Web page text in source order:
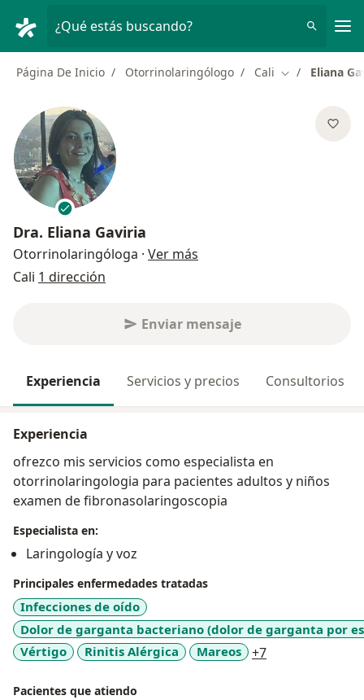
¿Qué estás buscando?
Página De Inicio Otorrinolaringólogo Cali Cambiar de
Eliana
Dra. Eliana Gaviria
Otorrinolaringóloga · Ver más
Cali 1 dirección
Enviar mensaje
Experiencia Servicios y precios Consultorios
Experiencia
ofrezco mis servicios como especialista en
otorrinolaringologia para pacientes adultos y niños
examen de fibronasolaringoscopia
Especialista en:
Laringología y voz
Principales enfermedades tratadas
Infecciones de oído
Dolor de garganta bacteriano (dolor de garganta por
Vértigo
Rinitis Alérgica Mareos +7
Pacientes que atiendo